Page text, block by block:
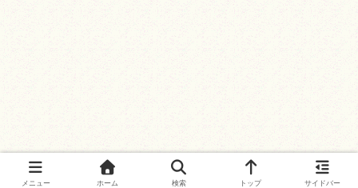
メニュー ホーム 検索 トップ サイドバー